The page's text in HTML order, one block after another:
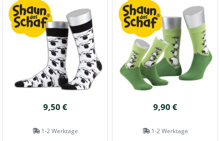
9,50 €
1-2 Werktage
9,90 €
1-2 Werktage